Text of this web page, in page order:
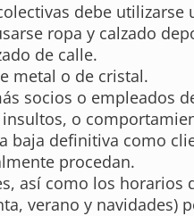
debe utilizarse
ropa y calzado
de calle.
metal o de cristal.
socios o empleados
o
baja definitiva como
procedan.
así como los horarios
verano y